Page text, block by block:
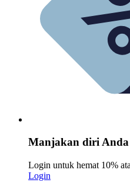
Manjakan diri Anda
Login untuk hemat 10%
Login